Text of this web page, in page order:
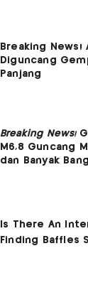
Breaking News!
Diguncang
Panjang
Breaking News!
M6,8 Guncang
dan Banyak